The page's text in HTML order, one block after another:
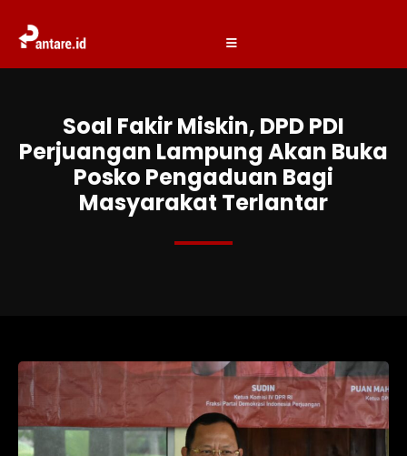
Soal Fakir Miskin, DPD PDI
Perjuangan Lampung Akan Buka
Posko Pengaduan Bagi
Masyarakat Terlantar